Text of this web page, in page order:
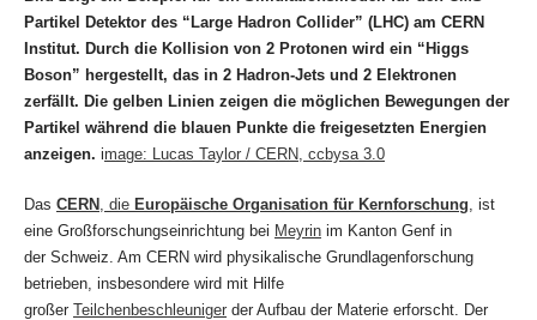
Partikel Detektor des “Large Hadron Collider” (LHC) am CERN
Institut. Durch die Kollision von 2 Protonen wird ein “Higgs
Boson” hergestellt, das in 2 Hadron-Jets und 2 Elektronen
zerfällt. Die gelben Linien zeigen die möglichen Bewegungen der
Partikel während die blauen Punkte die freigesetzten Energien
anzeigen. image: Lucas Taylor / CERN, ccbysa 3.0
Das CERN , die Europäische Organisation für Kernforschung , ist
eine Großforschungseinrichtung bei Meyrin im Kanton Genf in
der Schweiz. Am CERN wird physikalische Grundlagenforschung
betrieben, insbesondere wird mit Hilfe
großer Teilchenbeschleuniger der Aufbau der Materie erforscht. Der